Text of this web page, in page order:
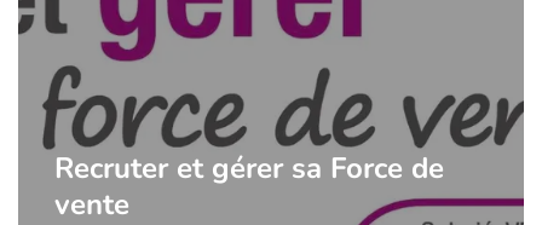
Recruter et gérer sa Force de
vente